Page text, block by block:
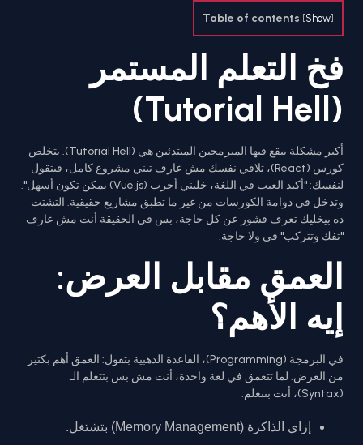
Table of contents [Show]
فخ التعلم المستمر
(Tutorial Hell)
أكبر مشكلة بيقع فيها المبرمجين المبتدئين هي (Tutorial Hell). بتخلص
كورس (React)، تلاقي نفسك مش عارف تبني مشروع كامل، فبتقول
لنفسك: "أكيد العيب في اللغة، خليني أجرب (Vue.js) يمكن تكون أسهل".
وتدخل في دوامة الكورسات من غير ما تطبق مشاريع حقيقية. التشتت
ده بيخليك تعرف قشور عن كل حاجة، بس في الحقيقة أنت مش عارف
"تفك وتتركب" في ولا حاجة.
العمق مقابل العرض:
إيه الأهم؟
في البرمجة (Programming)، القاعدة الذهبية بتقول: العمق أهم بكتير
من العرض. لما تتعمق في لغة واحدة، أنت مش بس بتتعلم الـ
(Syntax)، أنت بتتعلم:
إزاي الذاكرة (Memory Management) بتشتغل.